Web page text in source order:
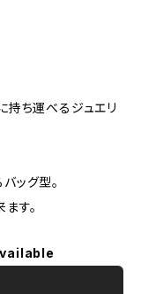
持ち運べるジュエリ
ッグ型。
す。